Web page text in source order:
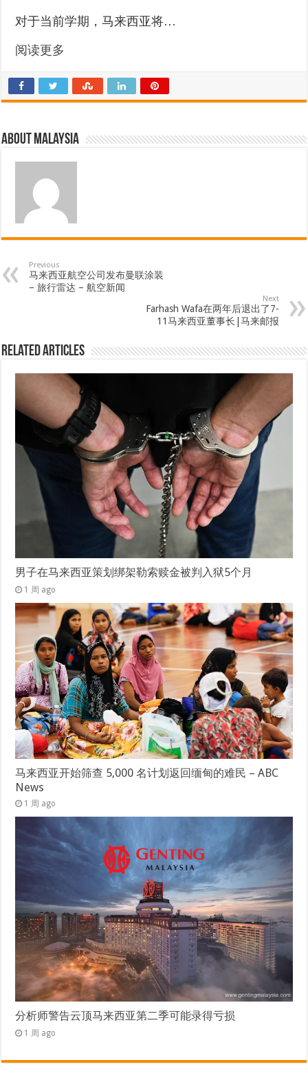
对于当前学期，马来西亚将…
阅读更多
About Malaysia
Previous
马来西亚航空公司发布曼联涂装
– 旅行雷达 – 航空新闻
Next
Farhash Wafa在两年后退出了7-
11马来西亚董事长|马来邮报
Related Articles
男子在马来西亚策划绑架勒索赎金被判入狱5个月
1 周 ago
马来西亚开始筛查 5,000 名计划返回缅甸的难民 – ABC
News
1 周 ago
分析师警告云顶马来西亚第二季可能录得亏损
1 周 ago